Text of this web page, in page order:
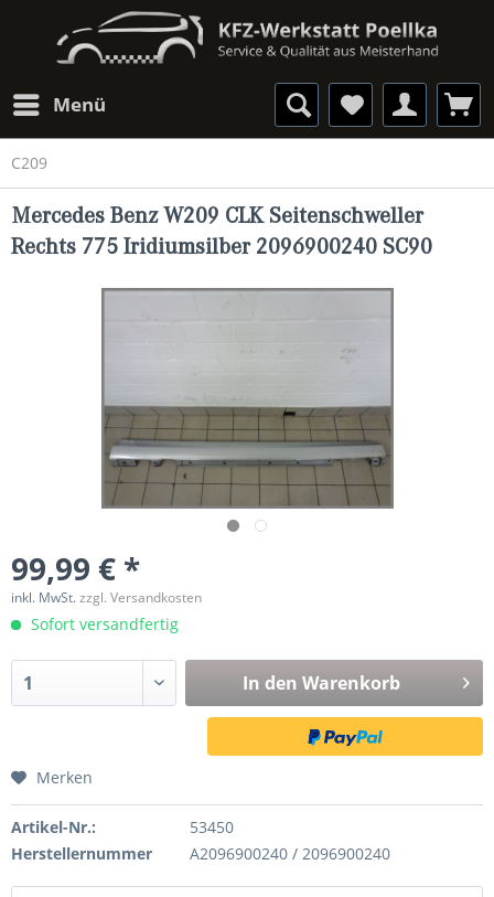
Menü
C209
Mercedes Benz W209 CLK Seitenschweller
Rechts 775 Iridiumsilber 2096900240 SC90
99,99 € *
inkl. MwSt.zzgl. Versandkosten
Sofort versandfertig
In den Warenkorb
Merken
Artikel-Nr.:
53450
Herstellernummer
A2096900240 / 2096900240